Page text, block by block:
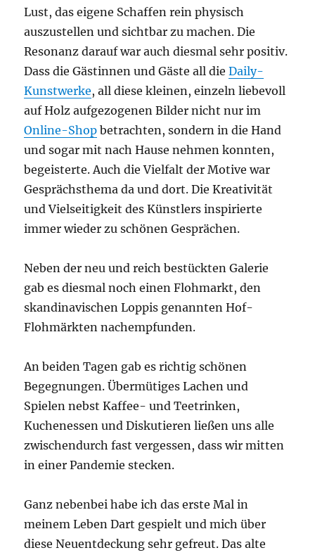
Lust, das eigene Schaffen rein physisch
auszustellen und sichtbar zu machen. Die
Resonanz darauf war auch diesmal sehr positiv.
Dass die Gästinnen und Gäste all dieDaily-
Kunstwerke, all diese kleinen, einzeln liebevoll
auf Holz aufgezogenen Bilder nicht nur im
Online-Shop betrachten, sondern in die Hand
und sogar mit nach Hause nehmen konnten,
begeisterte. Auch die Vielfalt der Motive war
Gesprächsthema da und dort. Die Kreativität
und Vielseitigkeit des Künstlers inspirierte
immer wieder zu schönen Gesprächen.
Neben der neu und reich bestückten Galerie
gab es diesmal noch einen Flohmarkt, den
skandinavischen Loppis genannten Hof-
Flohmärkten nachempfunden.
An beiden Tagen gab es richtig schönen
Begegnungen. Übermütiges Lachen und
Spielen nebst Kaffee- und Teetrinken,
Kuchenessen und Diskutieren ließen uns alle
zwischendurch fast vergessen, dass wir mitten
in einer Pandemie stecken.
Ganz nebenbei habe ich das erste Mal in
meinem Leben Dart gespielt und mich über
diese Neuentdeckung sehr gefreut. Das alte